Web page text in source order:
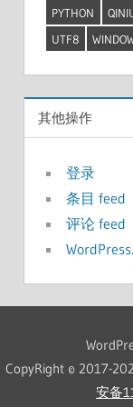
PYTHON
UTF8
其他操作
登录
条目 feed
评论 feed
CopyRight © 2017-
安备